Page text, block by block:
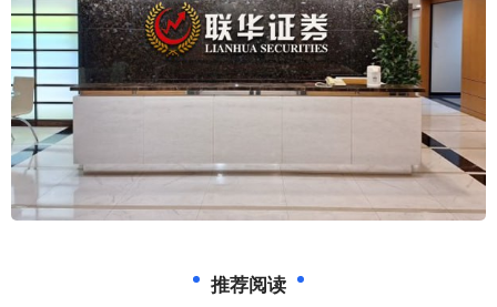
推荐阅读